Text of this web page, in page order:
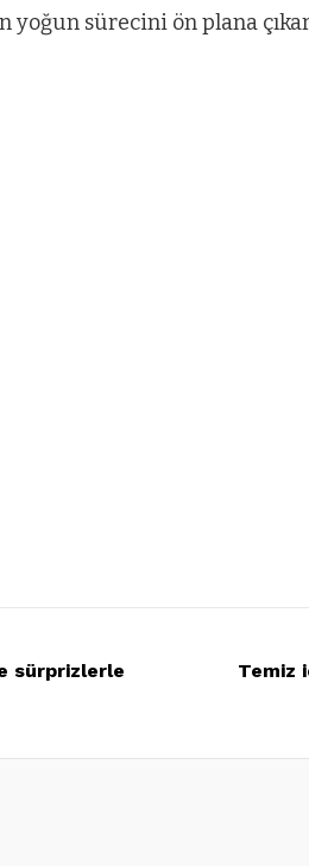
sürecini ön plana
sürprizlerle
Temiz